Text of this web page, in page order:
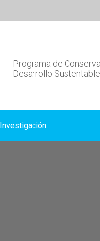
Programa de
Desarrollo
Investigación